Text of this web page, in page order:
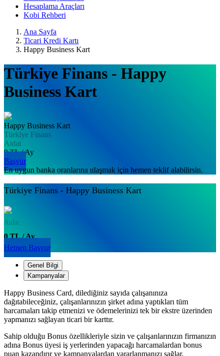
Hesaplama Araçları
Kobi Rehberi
Ana Sayfa
Ticari Kredi Kartı
Happy Business Kart
Türkiye Finans - Happy
Business Kart
Happy Business Kart
Türkiye Finans
Aidat
0 TL / Ay
Başvur
En uygun banka oranlarına ulaşmak için hemen teklif alabilirsin.
Türkiye Finans - Happy Business Kart
Aidat
0 TL / Ay
Hemen Başvur
Genel Bilgi
Kampanyalar
Happy Business Card, dilediğiniz sayıda çalışanınıza
dağıtabileceğiniz, çalışanlarınızın şirket adına yaptıkları tüm
harcamaları takip etmenizi ve ödemelerinizi tek bir ekstre üzerinden
yapmanızı sağlayan ticari bir karttır.
Sahip olduğu Bonus özellikleriyle sizin ve çalışanlarınızın firmanızın
adına Bonus üyesi iş yerlerinden yapacağı harcamalardan bonus
puan kazandırır ve kampanyalardan yararlanmanızı sağlar.​